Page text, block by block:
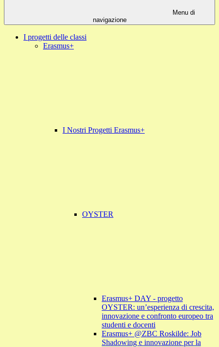
Menu di
navigazione
I progetti delle classi
Erasmus+
I Nostri Progetti Erasmus+
OYSTER
Erasmus+ DAY - progetto
OYSTER: un’esperienza di crescita,
innovazione e confronto europeo tra
studenti e docenti
Erasmus+ @ZBC Roskilde: Job
Shadowing e innovazione per la